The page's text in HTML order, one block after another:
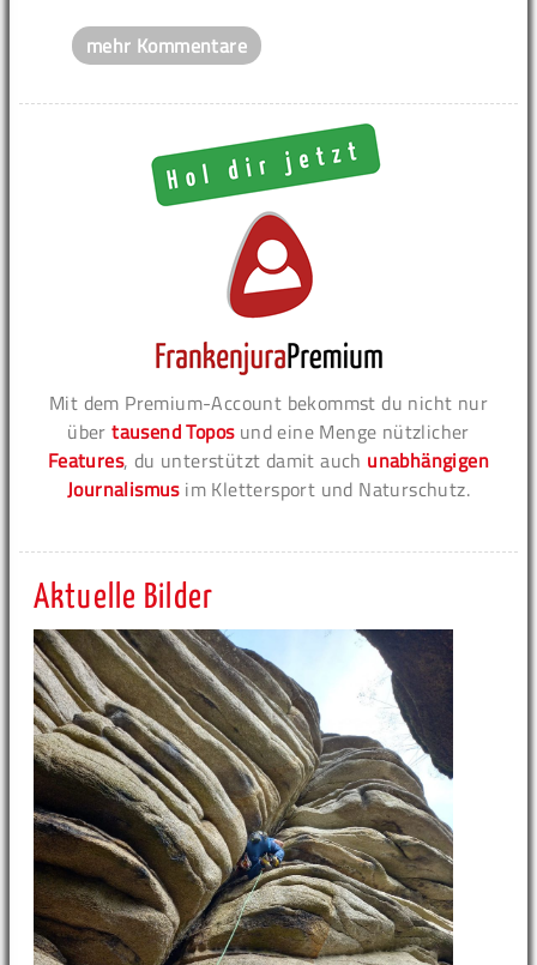
mehr Kommentare
Mit dem Premium-Account bekommst du nicht nur
übertausend Toposund eine Menge nützlicher
Features, du unterstützt damit auch unabhängigen
Journalismusim Klettersport und Naturschutz.
Aktuelle Bilder